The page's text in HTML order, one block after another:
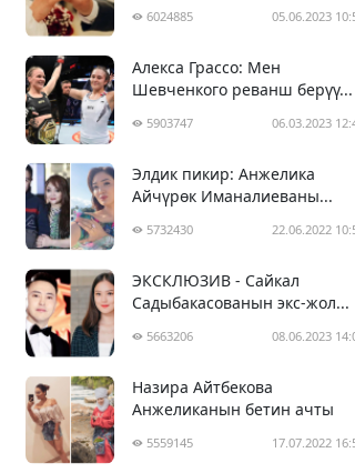
6024885 05.06.2023
Алекса Грассо: Мен
Шевченкого реванш берүү...
5903747 06.03.2023
Элдик пикир: Анжелика
Айчүрөк Иманалиеваны...
5732430 22.06.2022
ЭКСКЛЮЗИВ - Сайкал
Садыбакасованын экс-жол...
5663206 08.06.2023
Назира Айтбекова
Анжеликанын бетин ачты
5559145 17.07.2022